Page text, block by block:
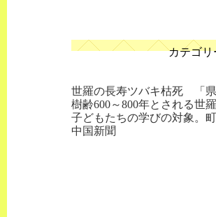
カテゴリ
世羅の長寿ツバキ枯死 「
樹齢600～800年とされる世
子どもたちの学びの対象。
中国新聞